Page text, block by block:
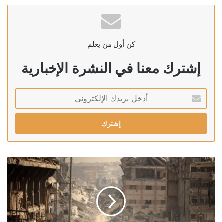
كن أول من يعلم
إشترك معنا في النشرة الإخبارية
بريدك
الإلكتروني